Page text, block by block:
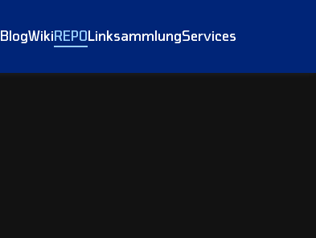
BlogWikiREPOLinksammlungServices